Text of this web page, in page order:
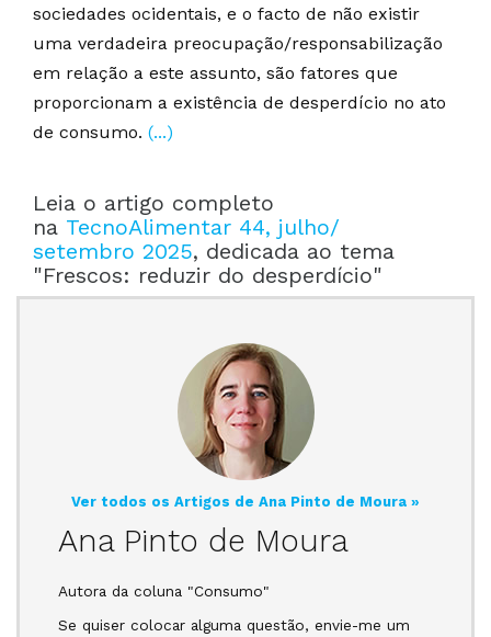
sociedades ocidentais, e o facto de não existir
uma verdadeira preocupação/responsabilização
em relação a este assunto, são fatores que
proporcionam a existência de desperdício no ato
de consumo. (...)
Leia o artigo completo
na TecnoAlimentar 44, julho/
setembro 2025, dedicada ao tema
"Frescos: reduzir do desperdício"
Ver todos os Artigos de Ana Pinto de Moura »
Ana Pinto de Moura
Autora da coluna "Consumo"
Se quiser colocar alguma questão, envie-me um